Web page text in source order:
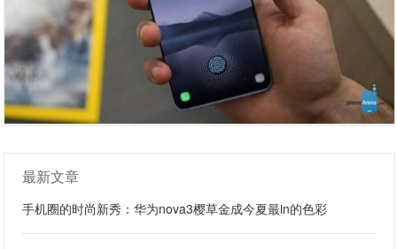
最新文章
手机圈的时尚新秀：华为nova3樱草金成今夏最in的色彩